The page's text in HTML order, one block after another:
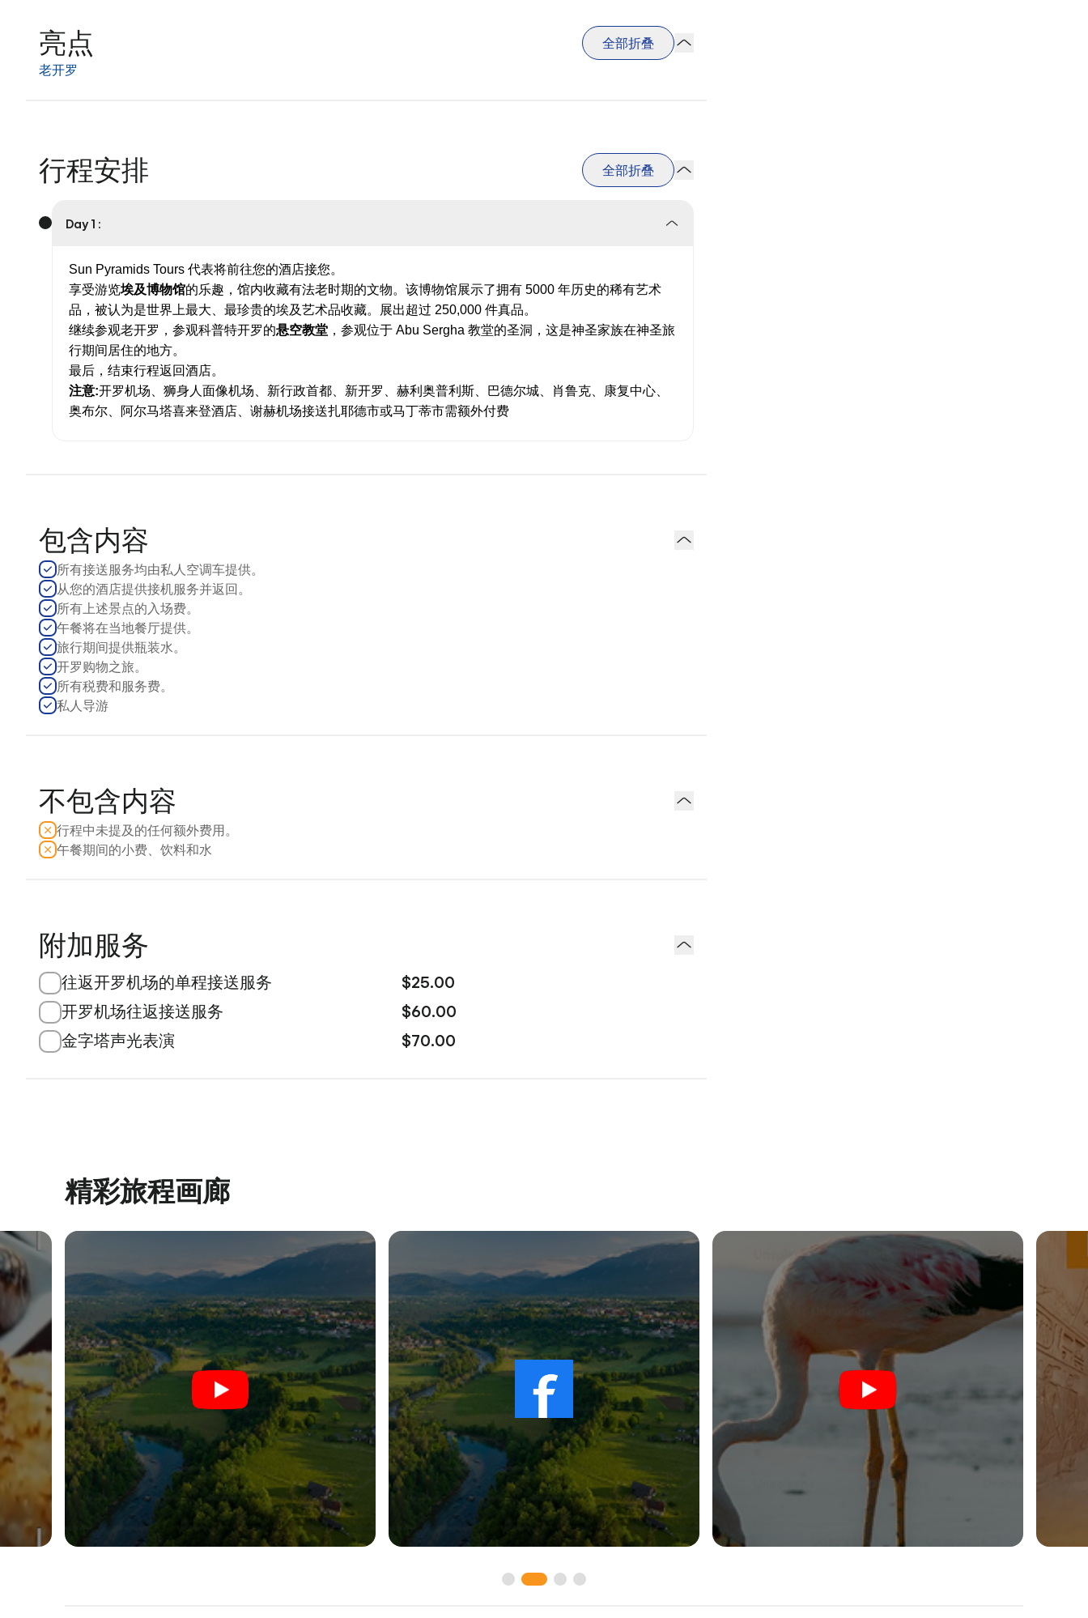
亮点 全部折叠
老开罗
行程安排 全部折叠
Day 1 :
Sun Pyramids Tours 代表将前往您的酒店接您。
享受游览埃及博物馆的乐趣，馆内收藏有法老时期的文物。该博物馆展示了拥有 5000 年历史的稀有艺术
品，被认为是世界上最大、最珍贵的埃及艺术品收藏。展出超过 250,000 件真品。
继续参观老开罗，参观科普特开罗的悬空教堂 ，参观位于 Abu Sergha 教堂的圣洞，这是神圣家族在神圣旅
行期间居住的地方。
最后，结束行程返回酒店。
注意:开罗机场、狮身人面像机场、新行政首都、新开罗、赫利奥普利斯、巴德尔城、肖鲁克、康复中心、
奥布尔、阿尔马塔喜来登酒店、谢赫机场接送扎耶德市或马丁蒂市需额外付费
包含内容
所有接送服务均由私人空调车提供。
从您的酒店提供接机服务并返回。
所有上述景点的入场费。
午餐将在当地餐厅提供。
旅行期间提供瓶装水。
开罗购物之旅。
所有税费和服务费。
私人导游
不包含内容
行程中未提及的任何额外费用。
午餐期间的小费、饮料和水
附加服务
往返开罗机场的单程接送服务
$25.00
开罗机场往返接送服务
$60.00
金字塔声光表演
$70.00
精彩旅程画廊